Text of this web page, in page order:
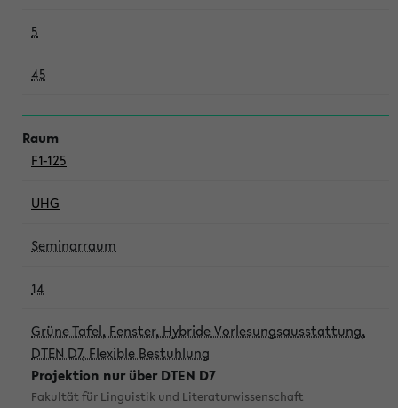
5
45
F1-125
UHG
Seminarraum
14
Grüne Tafel, Fenster, Hybride Vorlesungsausstattung,
DTEN D7, Flexible Bestuhlung
Projektion nur über DTEN D7
Fakultät für Linguistik und Literaturwissenschaft